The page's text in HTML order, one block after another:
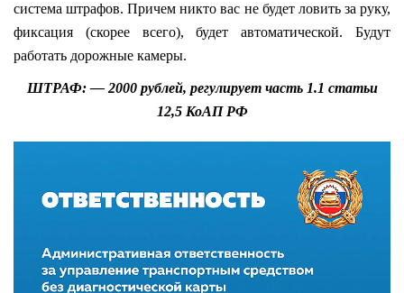
система штрафов. Причем никто вас не будет ловить за руку,
фиксация (скорее всего), будет автоматической. Будут
работать дорожные камеры.
ШТРАФ: — 2000 рублей, регулирует часть 1.1 статьи
12,5 КоАП РФ